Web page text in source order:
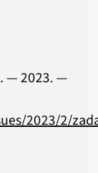
— 2023. —
2023/2/